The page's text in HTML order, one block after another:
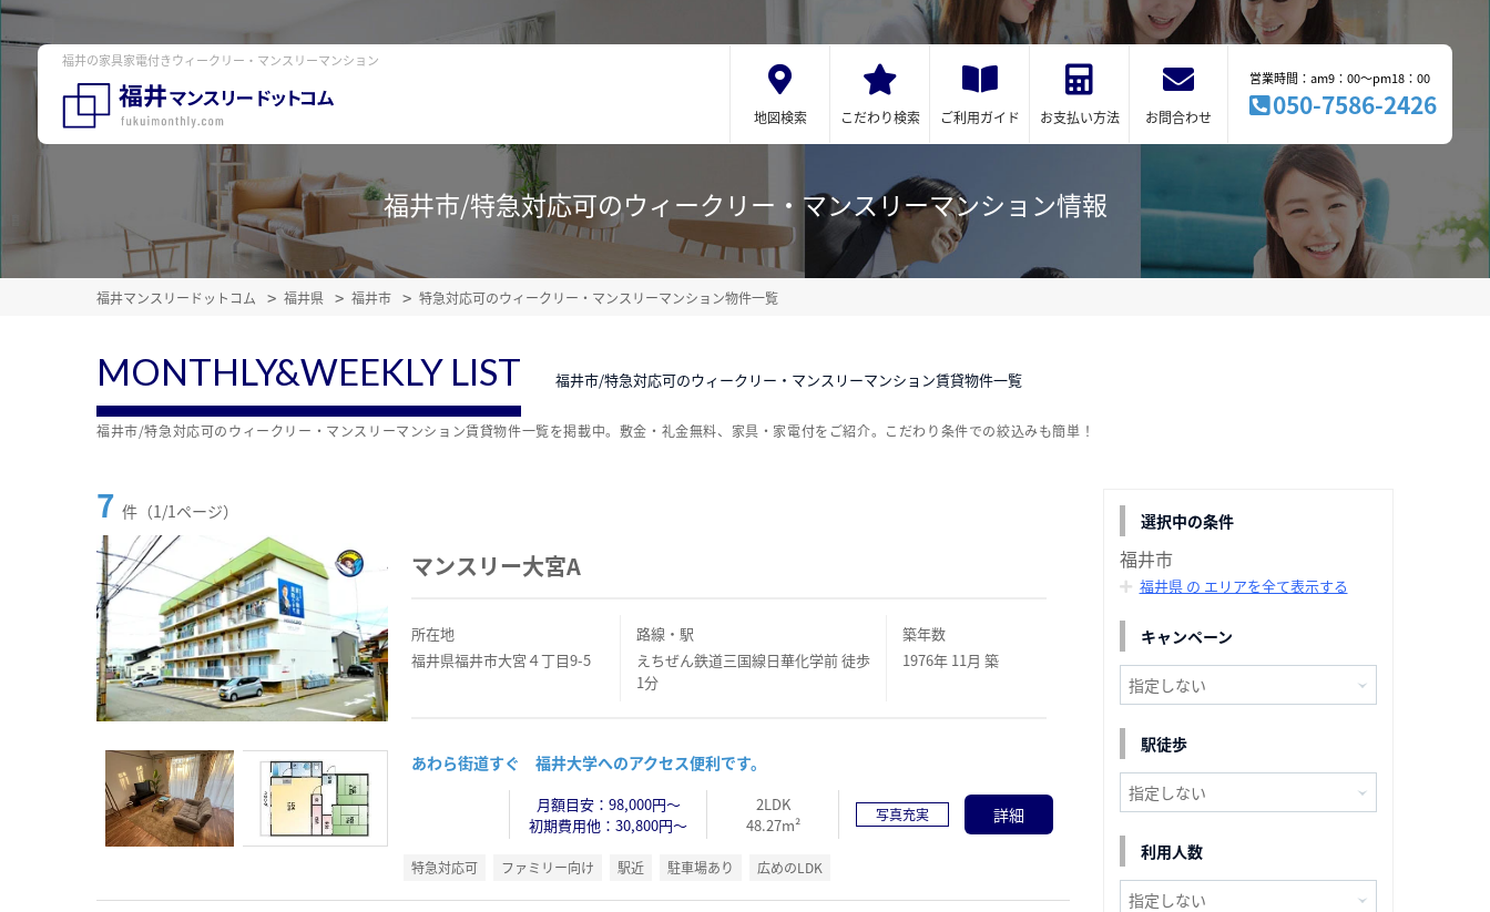
福井の家具家電付きウィークリー・マンスリーマンション
地図検索 こだわり検索 ご利用ガイド お支払い方法 お問合わせ
営業時間：am9：00～pm18：00
050-7586-2426
福井市/特急対応可のウィークリー・マンスリーマンション情報
福井マンスリードットコム 福井県 福井市 特急対応可のウィークリー・マンスリーマンション物件一覧
MONTHLY&WEEKLY LIST 福井市/特急対応可のウィークリー・マンスリーマンション賃貸物件一覧
7 件（1/1ページ）
マンスリー大宮A
所在地
福井県福井市大宮４丁目9-5
路線・駅
えちぜん鉄道三国線日華化学前 徒歩
1分
築年数
1976年 11月 築
あわら街道すぐ 福井大学へのアクセス便利です。
月額目安：98,000円～
初期費用他：30,800円～
2LDK
48.27m²
写真充実 詳細
特急対応可 ファミリー向け 駅近 駐車場あり 広めのLDK
福井市/特急対応可のウィークリー・マンスリーマンション賃貸物件一覧を掲載中。敷金・礼金無料、家具・家電付をご紹介。こだわり条件での絞込みも簡単！
選択中の条件
福井市
福井県 の エリアを全て表示する
キャンペーン
駅徒歩
利用人数